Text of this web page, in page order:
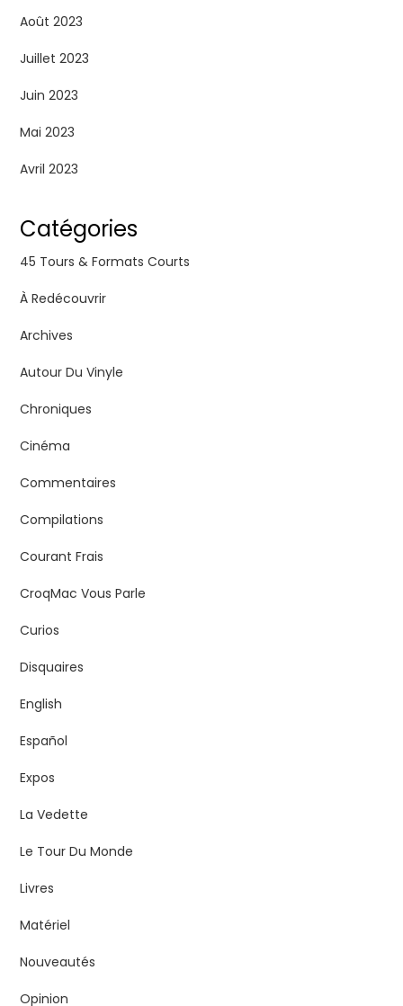
Août 2023
Juillet 2023
Juin 2023
Mai 2023
Avril 2023
Catégories
45 Tours & Formats Courts
À Redécouvrir
Archives
Autour Du Vinyle
Chroniques
Cinéma
Commentaires
Compilations
Courant Frais
CroqMac Vous Parle
Curios
Disquaires
English
Español
Expos
La Vedette
Le Tour Du Monde
Livres
Matériel
Nouveautés
Opinion